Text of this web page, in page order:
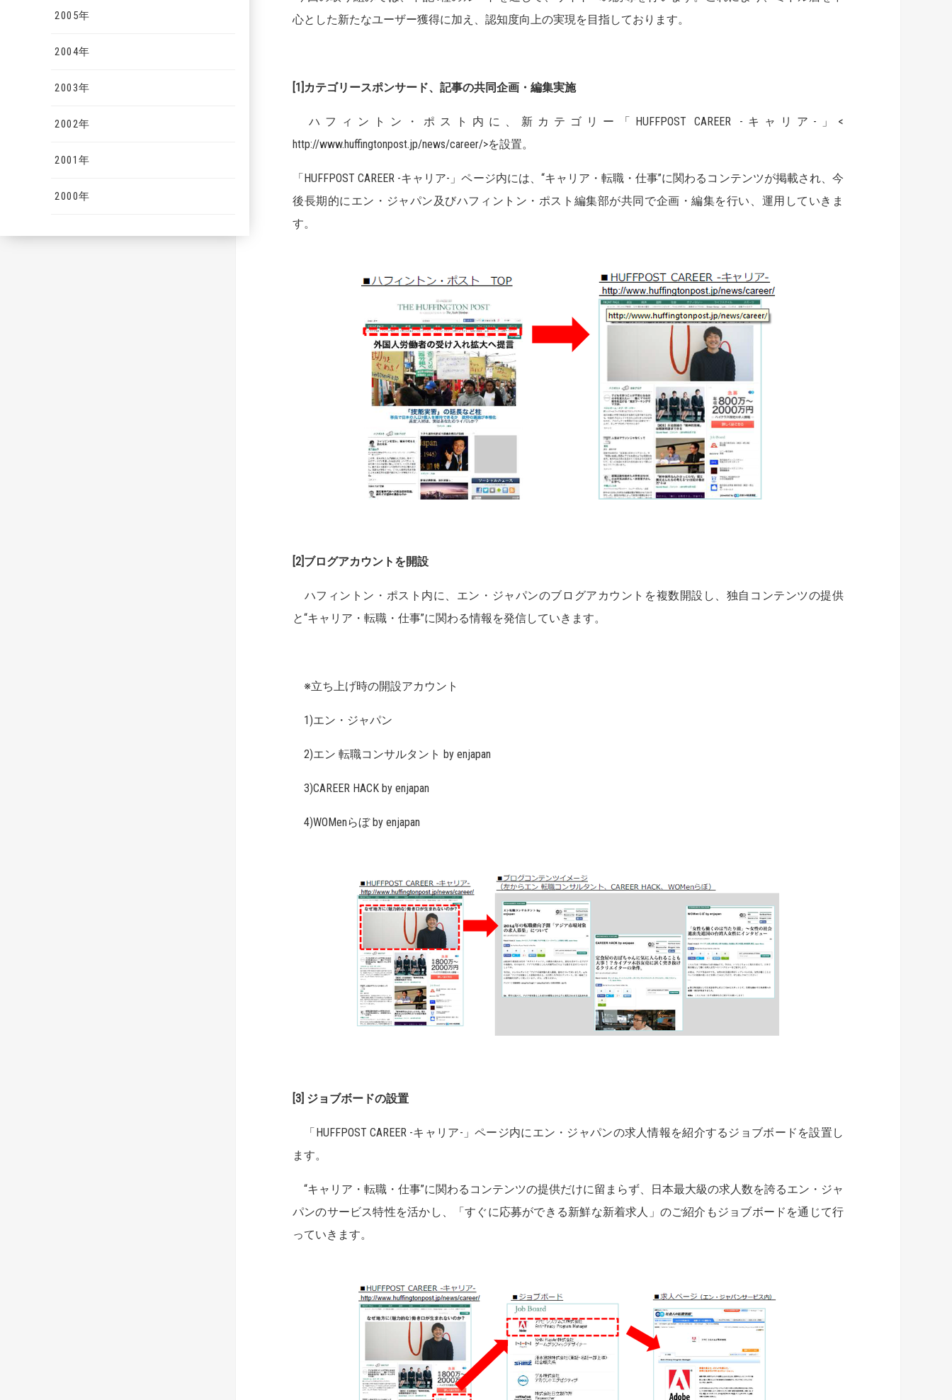
2005年
2004年
2003年
2002年
2001年
2000年
心とした新たなユーザー獲得に加え、認知度向上の実現を目指しております。
[1]カテゴリースポンサード、記事の共同企画・編集実施
ハフィントン・ポスト内に、新カテゴリー「HUFFPOST CAREER -キャリア-」<
http://www.huffingtonpost.jp/news/career/>を設置。
「HUFFPOST CAREER -キャリア-」ページ内には、“キャリア・転職・仕事”に関わるコンテンツが掲載され、今
後長期的にエン・ジャパン及びハフィントン・ポスト編集部が共同で企画・編集を行い、運用していきま
す。
[2]ブログアカウントを開設
ハフィントン・ポスト内に、エン・ジャパンのブログアカウントを複数開設し、独自コンテンツの提供
と“キャリア・転職・仕事”に関わる情報を発信していきます。
※立ち上げ時の開設アカウント
1)エン・ジャパン
2)エン 転職コンサルタント by enjapan
3)CAREER HACK by enjapan
4)WOMenらぼ by enjapan
[3] ジョブボードの設置
「HUFFPOST CAREER -キャリア-」ページ内にエン・ジャパンの求人情報を紹介するジョブボードを設置し
ます。
“キャリア・転職・仕事”に関わるコンテンツの提供だけに留まらず、日本最大級の求人数を誇るエン・ジャ
パンのサービス特性を活かし、「すぐに応募ができる新鮮な新着求人」のご紹介もジョブボードを通じて行
っていきます。